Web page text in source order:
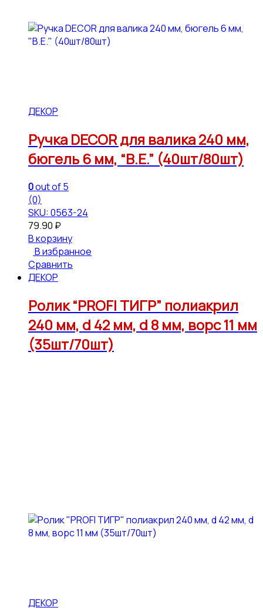
ДЕКОР
Ручка DECOR для валика 240 мм,
бюгель 6 мм, “В.Е.” (40шт/80шт)
0out of 5
(0)
SKU: 0563-24
79.90 ₽
В корзину
В избранное
Сравнить
ДЕКОР
Ролик “PROFI ТИГР” полиакрил
240 мм, d 42 мм, d 8 мм, ворс 11 мм
(35шт/70шт)
ДЕКОР